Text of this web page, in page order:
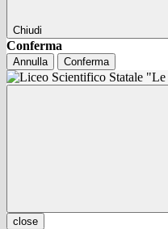
Chiudi
Conferma
Annulla Conferma
close